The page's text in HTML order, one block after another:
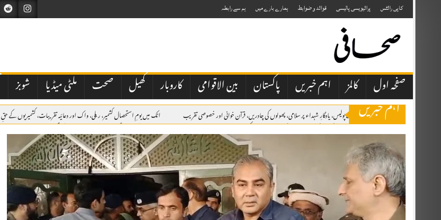
to
content
کاپی رائٹس پرائیویسی پالیسی قوائد و ضوابط ہمارے بارے میں ہم سے رابطہ
صفحہ اول کالمز اہم خبریں پاکستان بین الاقوامی کاروبار کھیل صحت ملٹی میڈیا شوبز
اہم خبریں
اٹک میں یومِ شہدائے پولیس، یادگارِ شہداء پر سلامی، پھولوں کی چادریں، قرآن خوانی اور خصوصی تقریب اٹک میں یومِ استحصال کشمیر، ریلی، واک اور دعائیہ تقریبات، کشمیریوں کے
برسلز: مسئلہ کشمیر کو عالمی سطح پر اجاگر کرتے رہیں گے، یومِ استحصال کشمیر کانفرنس میں مقررین کا عزم اے بی این کی مبینہ سگریٹ مافیا اسٹوری پر طلب کی گئی میٹنگ منسوخ